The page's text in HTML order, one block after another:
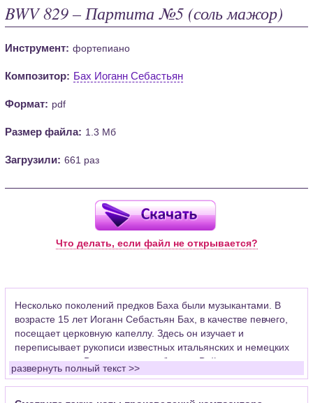
BWV 829 – Партита №5 (соль мажор)
Инструмент: фортепиано
Композитор: Бах Иоганн Себастьян
Формат: pdf
Размер файла: 1.3 Мб
Загрузили: 661 раз
Что делать, если файл не открывается?
Несколько поколений предков Баха были музыкантами. В
возрасте 15 лет Иоганн Себастьян Бах, в качестве певчего,
посещает церковную капеллу. Здесь он изучает и
переписывает рукописи известных итальянских и немецких
композиторов. Впоследствии работал в Веймаре скрипачом
придворного оркестра, церковным органистом в Арнштаде,
где уделял много времени развитию органной
развернуть полный текст >>